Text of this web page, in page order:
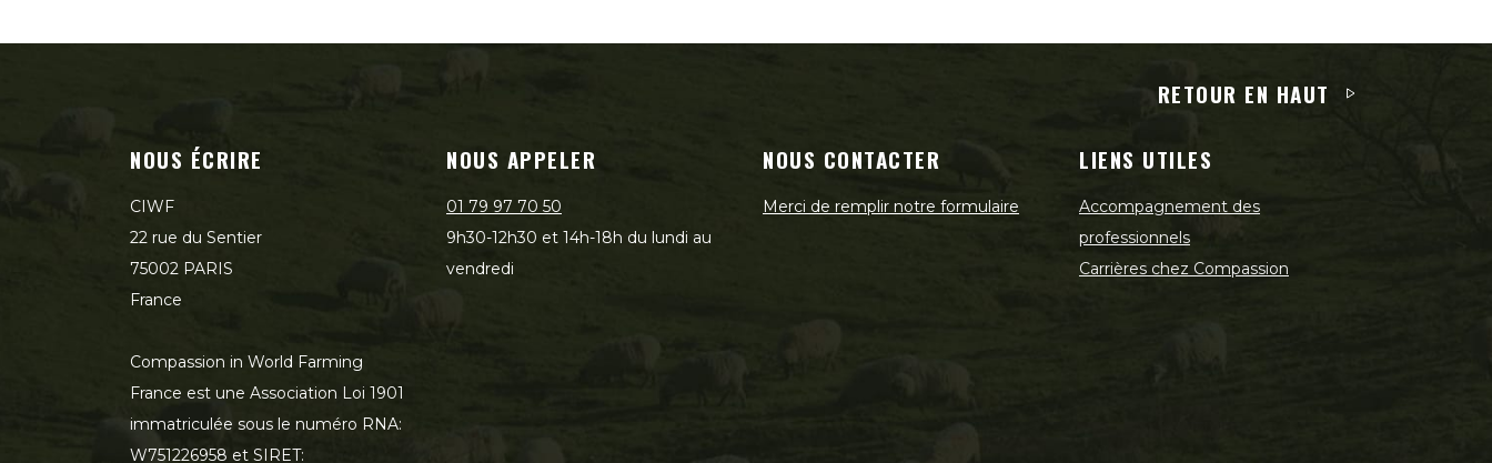
RETOUR EN HAUT
NOUS ÉCRIRE
CIWF
22 rue du Sentier
75002 PARIS
France
Compassion in World Farming
France est une Association Loi 1901
immatriculée sous le numéro RNA:
W751226958 et SIRET:
NOUS APPELER
01 79 97 70 50
9h30-12h30 et 14h-18h du lundi au
vendredi
NOUS CONTACTER
Merci de remplir notre formulaire
LIENS UTILES
Accompagnement des
professionnels
Carrières chez Compassion